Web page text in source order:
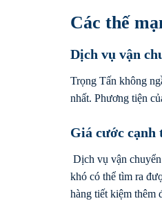
Các thế
Dịch vụ vận
Trọng Tấn không
nhất. Phương tiện
Giá cước
Dịch vụ vận
khó có thể tìm ra
hàng tiết kiệm thêm